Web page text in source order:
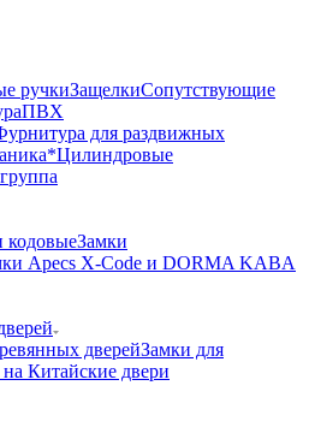
ручкиЗащелкиСопутствующие
ПВХ
для раздвижных
Цилиндровые
кодовыеЗамки
Apecs X-Code и DORMA KABA
дверейЗамки для
Китайские двери